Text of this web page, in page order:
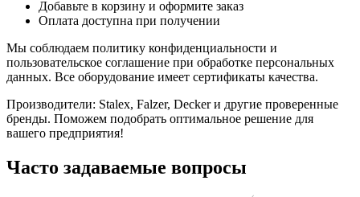
Добавьте в корзину и оформите заказ
Оплата доступна при получении
Мы соблюдаем политику конфиденциальности и
пользовательское соглашение при обработке персональных
данных. Все оборудование имеет сертификаты качества.
Производители: Stalex, Falzer, Decker и другие проверенные
бренды. Поможем подобрать оптимальное решение для
вашего предприятия!
Часто задаваемые вопросы